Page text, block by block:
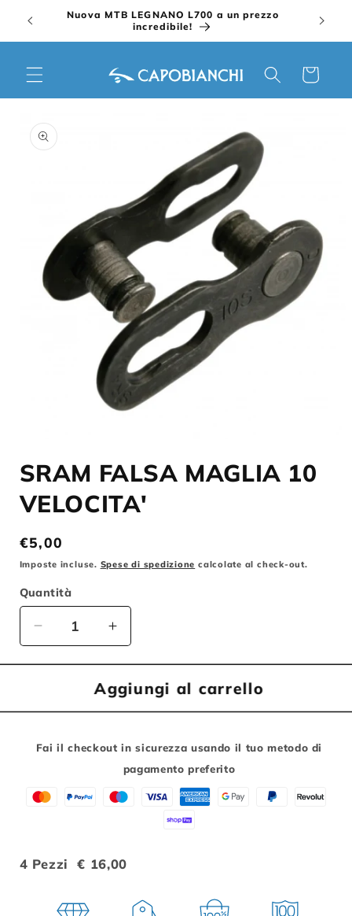
direttamenteNuova MTB LEGNANO L700 a un prezzo
incredibile!
Carrello
informazioni
sul prodotto
multimediali
1
finestra
modale
SRAM FALSA MAGLIA 10
VELOCITA'
Prezzo
di
€5,00
Imposte incluse. Spese di spedizione calcolate al check-out.
Quantità
Diminuisci
quantità
per
10
Aumenta
quantità
per
SRAM
10
Aggiungi al carrello
Fai il checkout in sicurezza usando il tuo metodo di
pagamento preferito
4 Pezzi € 16,00